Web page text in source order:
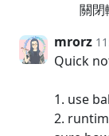
關閉
mrorz
Quick
1. use
2.